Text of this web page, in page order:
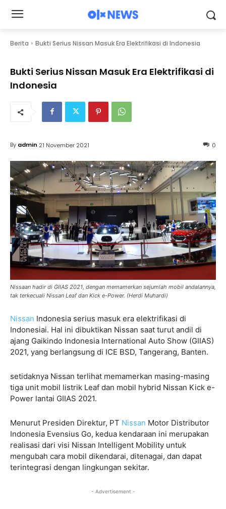
Berita Bukti Serius Nissan Masuk Era Elektrifikasi di Indonesia
Bukti Serius Nissan Masuk Era Elektrifikasi di
Indonesia
0
By admin 21 November 2021
Nissaan hadir di GIIAS 2021, dengan memamerkan sejumlah mobil andalannya,
tak terkecuali Nissan Leaf dan Kick e-Power. (Herdi Muhardi)
Nissan Indonesia serius masuk era elektrifikasi di
Indonesiai. Hal ini dibuktikan Nissan saat turut andil di
ajang Gaikindo Indonesia International Auto Show (GIIAS)
2021, yang berlangsung di ICE BSD, Tangerang, Banten.
setidaknya Nissan terlihat memamerkan masing-masing
tiga unit mobil listrik Leaf dan mobil hybrid Nissan Kick e-
Power lantai GIIAS 2021.
Menurut Presiden Direktur, PT Nissan Motor Distributor
Indonesia Evensius Go, kedua kendaraan ini merupakan
realisasi dari visi Nissan Intelligent Mobility untuk
mengubah cara mobil dikendarai, ditenagai, dan dapat
terintegrasi dengan lingkungan sekitar.
- Advertisement -